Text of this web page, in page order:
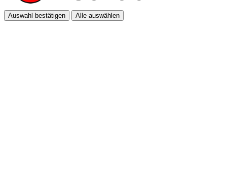
Auswahl bestätigen Alle auswählen